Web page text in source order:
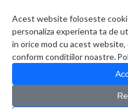
Acest website foloseste
personaliza experienta ta de
in orice mod cu acest
conform conditiilor noastre.
CATALOG PRODUSE